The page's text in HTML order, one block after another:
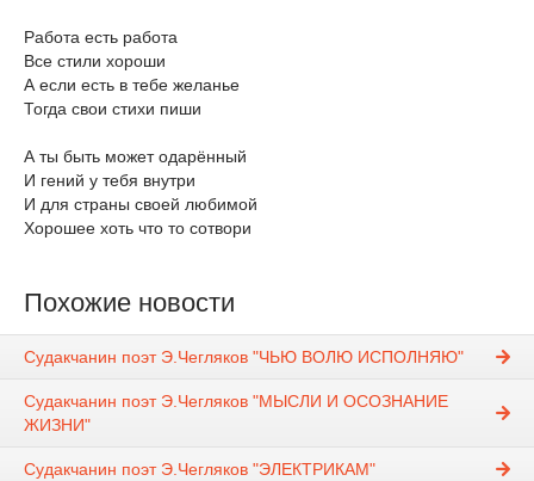
Работа есть работа
Все стили хороши
А если есть в тебе желанье
Тогда свои стихи пиши
А ты быть может одарённый
И гений у тебя внутри
И для страны своей любимой
Хорошее хоть что то сотвори
Похожие новости
Судакчанин поэт Э.Чегляков "ЧЬЮ ВОЛЮ ИСПОЛНЯЮ"
Судакчанин поэт Э.Чегляков "МЫСЛИ И ОСОЗНАНИЕ
ЖИЗНИ"
Судакчанин поэт Э.Чегляков "ЭЛЕКТРИКАМ"